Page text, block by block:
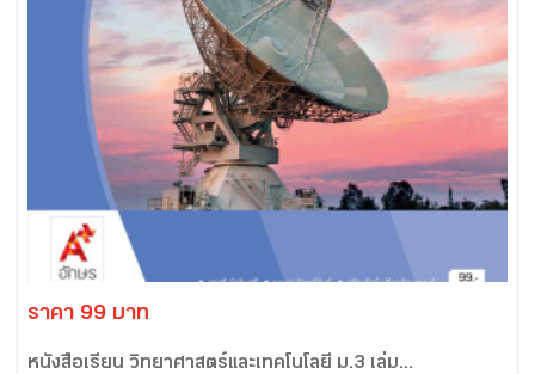
ราคา 99 บาท
หนังสือเรียน วิทยาศาสตร์และเทคโนโลยี ม.3 เล่ม...